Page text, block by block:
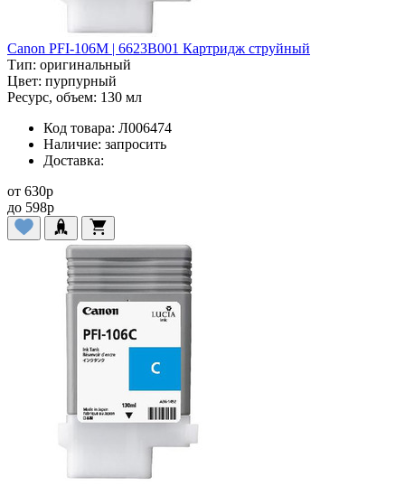
Canon PFI-106M | 6623B001 Картридж струйный
Тип: оригинальный
Цвет: пурпурный
Ресурс, объем: 130 мл
Код товара: Л006474
Наличие: запросить
Доставка:
от 630p
до 598p